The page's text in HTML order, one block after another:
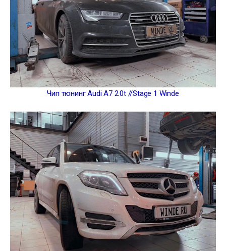
Чип тюнинг Audi A7 2.0t //Stage 1 Winde